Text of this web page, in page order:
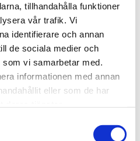
tillhandahålla funktioner
vår trafik. Vi
identifierare och annan
de sociala medier och
vi samarbetar med.
informationen med annan
eller som de har
i varukorgen